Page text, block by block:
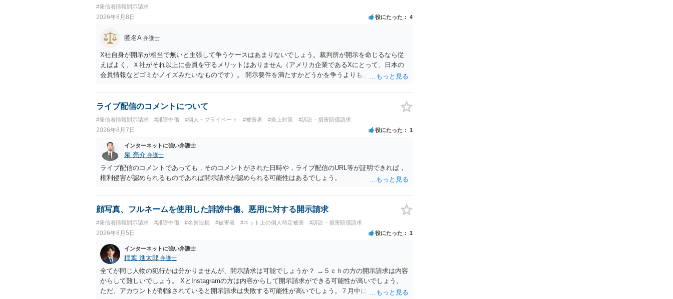
#発信者情報開示請求
2026年8月8日 役にたった 4
匿名A 弁護士
X社自身が開示が相当で無いと主張して争うケースはあまりないでしょう。裁判所が開示を命じるなら従
えばよく、Ｘ社がそれ以上に会員を守るメリットはありません（アメリカ企業であるXにとって、日本の
会員情報などゴミかノイズみたいなものです）。 開示要件を満たすかどうかを争うよりも、「発信者情報
が圧倒的に多いです（この作戦は必ずといっていいほど行ってきます）。
ライブ配信のコメントについて
#発信者情報開示請求 #誹謗中傷 #個人・プライベート #被害者 #炎上対策 #訴訟・損害賠償請求
2026年8月7日 役にたった 1
インターネットに強い弁護士
泉 亮介 弁護士
ライブ配信のコメントであっても，そのコメントがされた日時や，ライブ配信のURL等が証明できれば，
権利侵害が認められるものであれば開示請求が認められる可能性はあるでしょう。
顔写真、フルネームを使用した誹謗中傷、悪用に対する開示請求
#発信者情報開示請求 #誹謗中傷 #名誉毀損 #被害者 #ネット上の個人特定被害 #訴訟・損害賠償請求
2026年8月5日 役にたった 1
インターネットに強い弁護士
稲葉 進太郎 弁護士
全てが同じ人物の犯行かは分かりませんが、開示請求は可能でしょうか？ →５ｃｈの方の開示請求は内容
からして難しいでしょう。 XとInstagramの方は内容からして開示請求ができる可能性が高いでしょう。
ただ、アカウントが削除されていると開示請求は失敗する可能性が高いでしょう。７月中にアカウントが